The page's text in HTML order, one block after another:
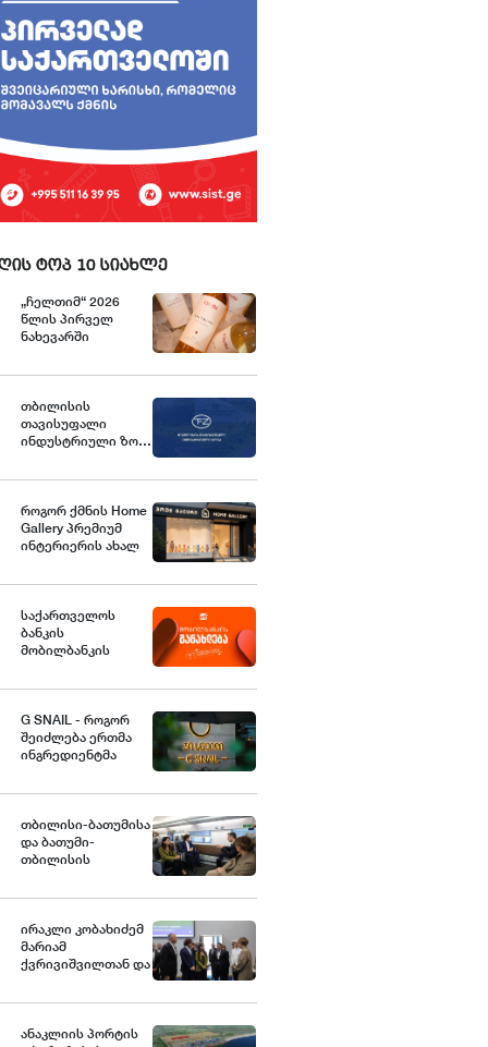
ტოპ 10 სიახლე
„ჩელთიმ“ 2026
წლის პირველ
ნახევარში
საერთაშორისო
გააძლიერა
თბილისის
თავისუფალი
ინდუსტრიული ზონა
ავრცელებს
როგორ ქმნის Home
Gallery პრემიუმ
ინტერიერის ახალ
საქართველოში
საქართველოს
ბანკის
მობილბანკის
ახალი
G SNAIL - როგორ
შეიძლება ერთმა
ინგრედიენტმა
საერთაშორისო
კონცეფციას
ჩაუყაროს
საფუძველი
თბილისი-ბათუმისა
და ბათუმი-
თბილისის
მატარებლით
ხანგრძლივობა 4
საათამდე
შემცირდა -
თბილისის
საქართველოს
ირაკლი კობახიძემ
მარიამ
ქვრივიშვილთან და
პატარაძესთან
სახელმწიფო
ანაკლიის პორტის